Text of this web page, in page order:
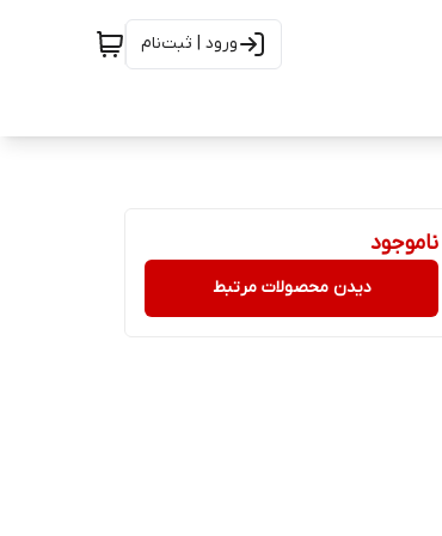
ورود | ثبت‌نام
ناموجود
دیدن محصولات مرتبط